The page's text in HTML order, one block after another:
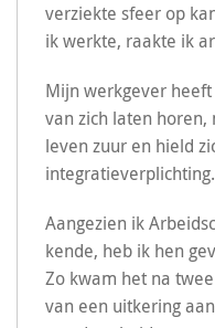
verziekte sfeer op
ik werkte, raakte ik
Mijn werkgever
van zich laten
leven zuur en hield
integratieverplichting.
Aangezien ik
kende, heb ik hen
Zo kwam het na
van een uitkering